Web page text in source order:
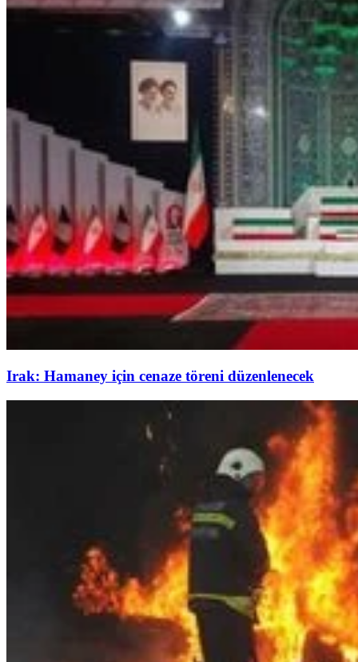
Irak: Hamaney için cenaze töreni düzenlenecek